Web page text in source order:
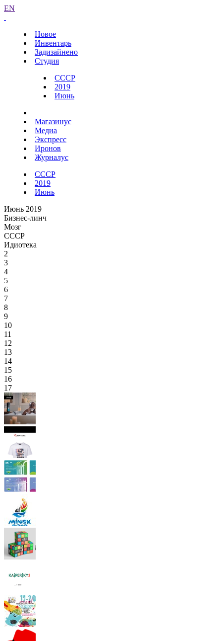
EN
Новое
Инвентарь
Задизайнено
Студия
СССР
2019
Июнь
Магазинус
Медиа
Экспресс
Иронов
Журналус
СССР
2019
Июнь
Июнь 2019
Бизнес-линч
Мозг
СССР
Идиотека
2
3
4
5
6
7
8
9
10
11
12
13
14
15
16
17